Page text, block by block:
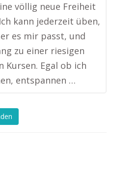
völlig neue Freiheit
kann jederzeit üben,
es mir passt, und
zu einer riesigen
Kursen. Egal ob ich
entspannen …